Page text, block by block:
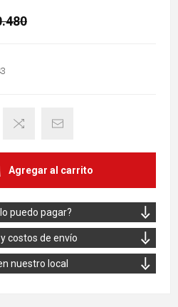
Agregar al carrito
puedo pagar?
costos de envío
nuestro local